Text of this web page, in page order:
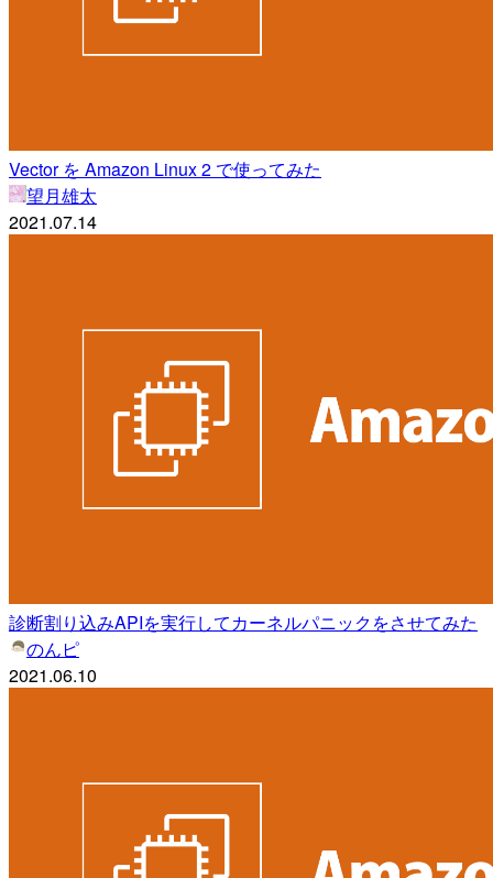
Vector を Amazon Linux 2 で使ってみた
望月雄太
2021.07.14
診断割り込みAPIを実行してカーネルパニックをさせてみた
のんピ
2021.06.10